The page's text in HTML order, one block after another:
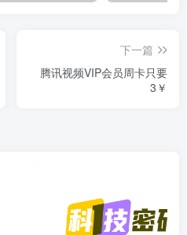
下一篇
腾讯视频VIP会员周卡只要
3￥